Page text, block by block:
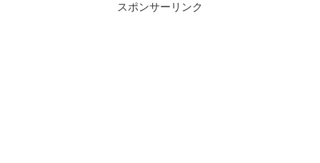
スポンサーリンク